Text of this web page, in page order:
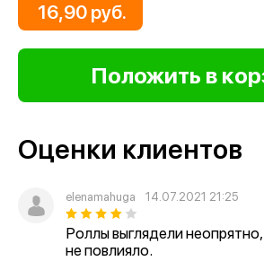
16,90 руб.
Оценки клиентов
elenamahuga 14.07.2021 21:25
Роллы выглядели неопрятно,
не повлияло.